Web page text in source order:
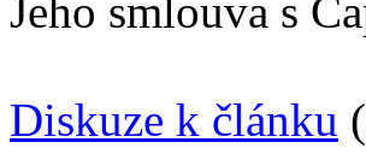
Jeho smlouva s
Diskuze k článku